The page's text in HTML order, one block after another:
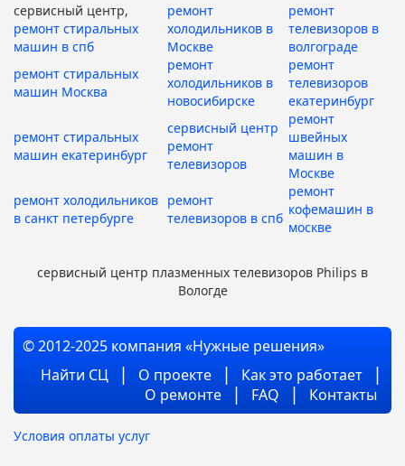
сервисный центр,
ремонт стиральных
машин в спб
ремонт
холодильников в
Москве
ремонт
телевизоров в
волгограде
ремонт стиральных
машин Москва
ремонт
холодильников в
новосибирске
ремонт
телевизоров
екатеринбург
ремонт стиральных
машин екатеринбург
сервисный центр
ремонт
телевизоров
ремонт
швейных
машин в
Москве
ремонт холодильников
в санкт петербурге
ремонт
телевизоров в спб
ремонт
кофемашин в
москве
сервисный центр плазменных телевизоров Philips в
Вологде
© 2012-2025 компания «Нужные решения»
Найти СЦ
О проекте
Как это работает
О ремонте
FAQ Контакты
Условия оплаты услуг